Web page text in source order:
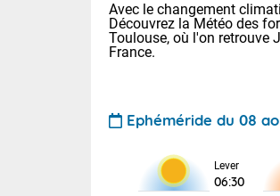
Avec le changement
Découvrez la Météo des
Toulouse, où l'on retrouve
France.
Ephéméride du 08
Lever
06:30